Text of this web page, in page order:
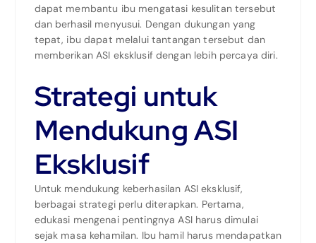
dapat membantu ibu mengatasi kesulitan tersebut
dan berhasil menyusui. Dengan dukungan yang
tepat, ibu dapat melalui tantangan tersebut dan
memberikan ASI eksklusif dengan lebih percaya diri.
Strategi untuk
Mendukung ASI
Eksklusif
Untuk mendukung keberhasilan ASI eksklusif,
berbagai strategi perlu diterapkan. Pertama,
edukasi mengenai pentingnya ASI harus dimulai
sejak masa kehamilan. Ibu hamil harus mendapatkan